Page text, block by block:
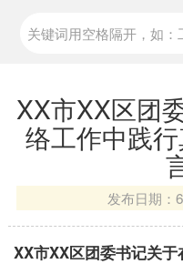
XX市XX区团
络工作中践
发布日期：
XX市XX区团委书记关